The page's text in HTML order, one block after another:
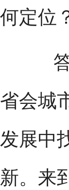
何定位
答
省会城
发展中
新。来